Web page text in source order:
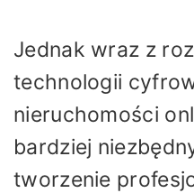
Jednak wraz z
technologii
nieruchomości
bardziej
tworzenie